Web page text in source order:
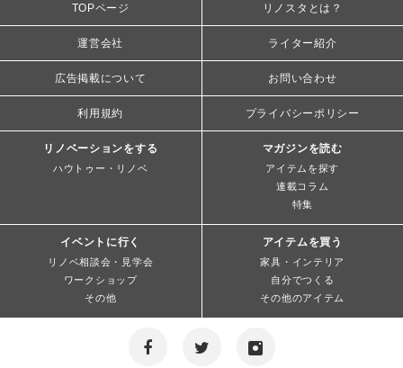
TOPページ リノスタとは？
運営会社 ライター紹介
広告掲載について お問い合わせ
利用規約 プライバシーポリシー
リノベーションをする
ハウトゥー・リノベ
マガジンを読む
アイテムを探す
連載コラム
特集
イベントに行く
リノベ相談会・見学会
ワークショップ
その他
アイテムを買う
家具・インテリア
自分でつくる
その他のアイテム